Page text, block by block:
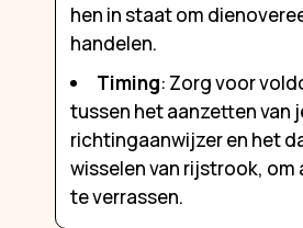
hen in staat om
handelen.
Timing: Zorg voor
tussen het aanzetten van
richtingaanwijzer en het
wisselen van rijstrook, om
te verrassen.